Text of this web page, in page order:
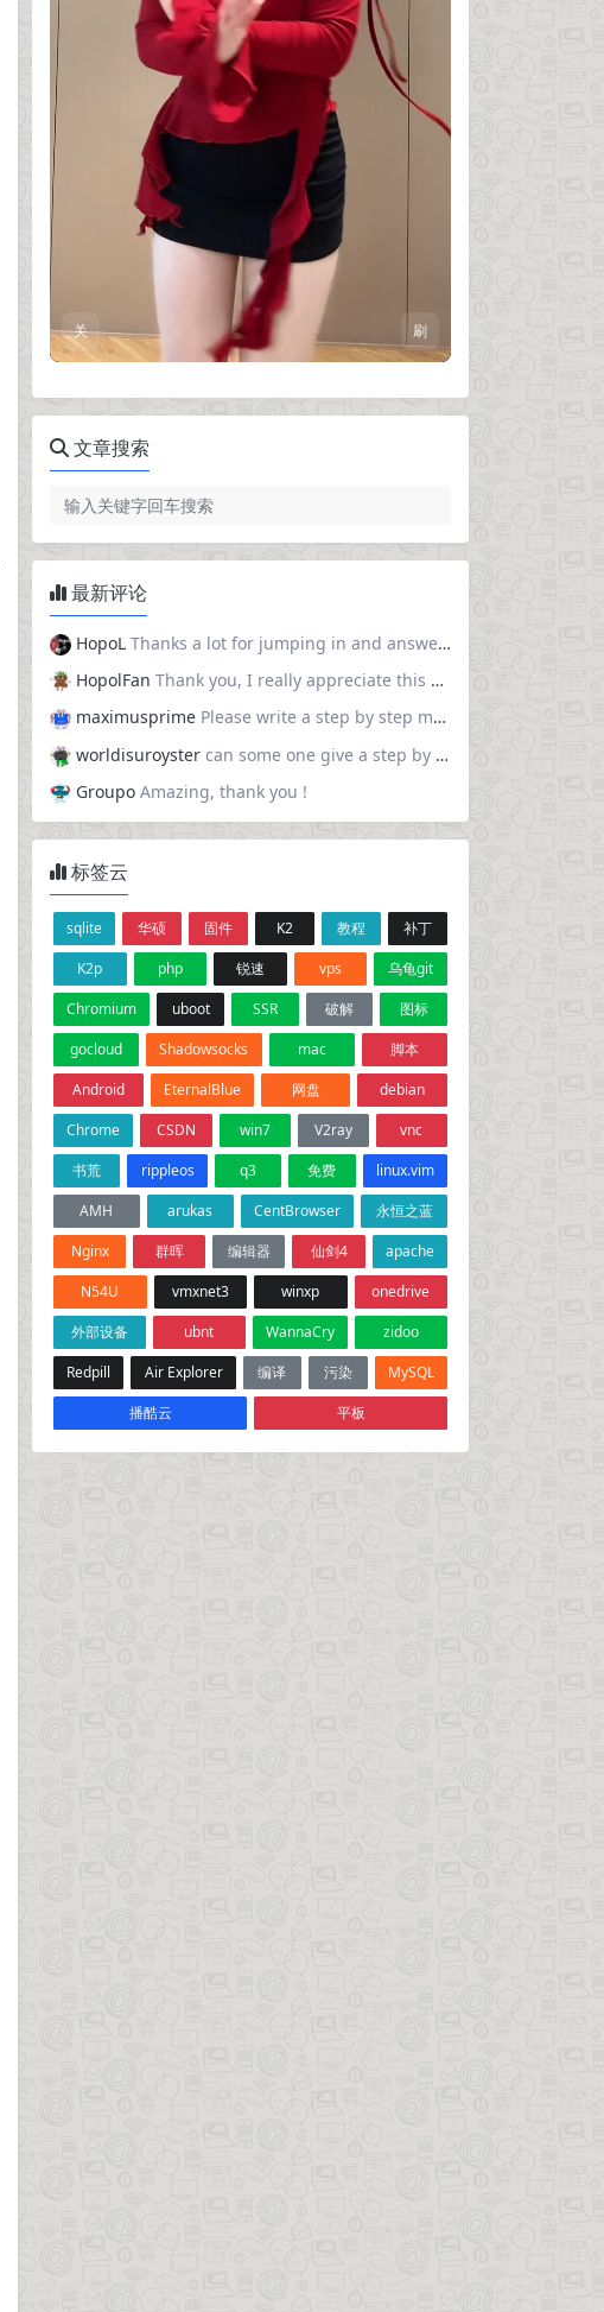
关 刷
文章搜索
最新评论
HopoL Thanks a lot for jumping in and answering others’ questions. Just wanted to say you got everything right. Much appreciated!
HopolFan Thank you, I really appreciate this great work. It took sometime to configure but let me tell you the steps that I took from upgrading 7.2.4 Here is the steps I took , backup your flash , copy your config directory to a separate folder. Using Unraider flash creator tool , create a new O/S choose the latest 7.3.0 After usb creation , delete the config file from USB and copy your backup config folder. Last step download the unraider file from this site and overwrite the existing one, reboot.
maximusprime Please write a step by step method on how to upgrade?
worldisuroyster can some one give a step by step guide on how to upgrade. i am curently on 7.2.4
Groupo Amazing, thank you !
标签云
sqlite 华硕 固件 K2 教程
补丁
K2p
php 锐速 vps
乌龟git
Chromium
uboot SSR 破解
图标
gocloud
Shadowsocks mac
脚本
Android
EternalBlue 网盘
debian
Chrome
CSDN win7 V2ray
vnc
书荒
rippleos q3 免费
linux.vim
AMH
arukas CentBrowser
永恒之蓝
Nginx
群晖 编辑器 仙剑4
apache
N54U
vmxnet3 winxp
onedrive
外部设备
ubnt WannaCry
zidoo
Redpill
Air Explorer 编译 污染
MySQL
播酷云
平板